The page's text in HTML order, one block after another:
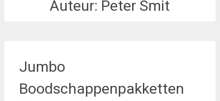
Auteur: Peter Smit
Jumbo
Boodschappenpakketten